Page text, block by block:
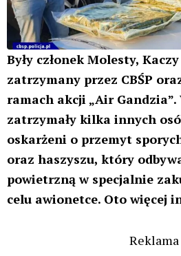
Były członek Molesty,
zatrzymany przez CBŚP
ramach akcji „Air Gandzia”.
zatrzymały kilka innych
oskarżeni o przemyt
oraz haszyszu, który
powietrzną w specjalnie
celu awionetce. Oto więcej
Reklama